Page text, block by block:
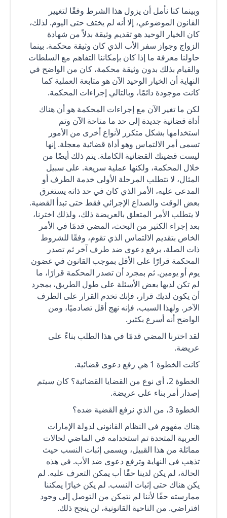
وبينما كنا نأمل أن يزول هذا الشرط وفقًا لتغيير
القانون الموضوعي، إلا أنه لم يختف حتى اليوم. لذلك،
كان الخيار الوحيد هو تقديم وثيقة بدلاً من شهادة
الزواج وجواز سفر الأب الذي كان وثيقة محكمة. بينما
حاولنا معرفة ما إذا كان بإمكاننا التفاهم مع السلطات
والقيام بذلك بدون وثيقة محكمة، كان من الواضح في
النهاية أن الخيار الوحيد الآن هو متابعة العملية كما
كانت موجودة دائمًا، وبالتالي إجراءات المحكمة.
لكن ما تغير الآن مع إجراءات المحكمة هو أن هناك
أداة قضائية جديدة إلى حد ما متاحة الآن وتم
استخدامها بشكل متكرر لأنواع أخرى من الأمور
تسمى أمر الالتماس وهو أداة قضائية معجلة. إنها
ليست قضيتك القضائية الكاملة. يتم ذلك أيضًا من
خلال المحكمة، ولكنها عملية سريعة. على سبيل
المثال، لا تتطلب المرحلة الأولى خدمة الطرف أو
المدعى عليه، الأمر الذي كان في حد ذاته يستغرق
بعض الوقت والصداع الإجرائي فقط حتى تبدأ القضية.
لا يتطلب الأمر المتعلق بالعريضة ذلك، ولذلك اخترنا،
بعد إجراء الكثير من البحث، المضي قدمًا في الأمر
الخاص بتقديم الالتماس الذي تقوم، وفقًا للشروط
ذات الصلة، برفع دعوى ضد طرف آخر ثم تصدر
المحكمة قرارًا على الأقل بموجب القانون في غضون
يوم أو يومين. ثم بمجرد أن تصدر المحكمة قرارًا، ما
لم تكن لديها بعض الأسئلة على طول الطريق، بمجرد
أن يكون لديك قرار، فإنك تخدم القرار على الطرف
الآخر. ولهذا السبب، فإنه نهج أقل تصادميًا، ومن
الواضح أنه أسرع بكثير.
لقد اخترنا المضي قدمًا في هذا الطلب بناءً على
عريضة.
كانت الخطوة 1 هي رفع دعوى قضائية.
الخطوة 2، أي نوع من القضايا القضائية؟ كان سيتم
إصدار أمر بناء على عريضة.
الخطوة 3، من الذي نرفع القضية ضده؟
هناك مفهوم في النظام القانوني لدولة الإمارات
العربية المتحدة تم استخدامه في الماضي لحالات
مماثلة من هذا القبيل، ويسمى إثبات النسب حيث
تذهب في النهاية وترفع دعوى ضد الأب. في هذه
الحالة، لم يكن لدينا حقًا أب يمكن التعرف عليه. لم
يكن هناك حتى إثبات النسب. لم يكن خيارًا يمكننا
ممارسته حقًا لأننا لم نتمكن من التوصل إلى وجود
افتراضي. من الناحية القانونية، لن ينجح ذلك.